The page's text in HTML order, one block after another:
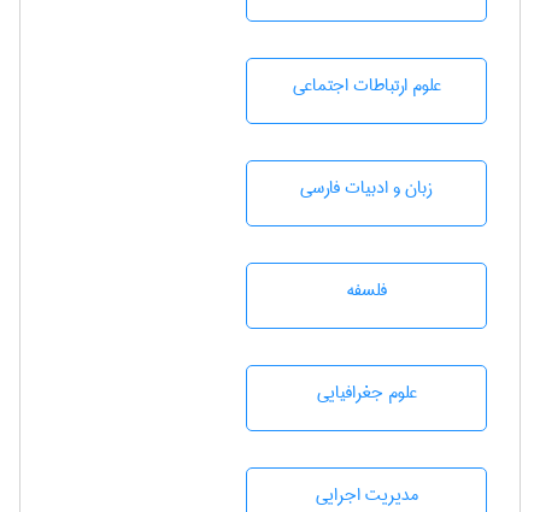
علوم ارتباطات اجتماعی
زبان و ادبيات فارسی
فلسفه
علوم جغرافيايی
مديريت اجرايی